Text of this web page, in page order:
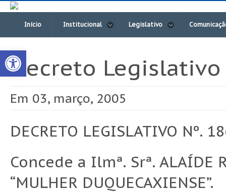
Open toolbar
Início Institucional Legislativo
Decreto
Em 03, março, 2005
DECRETO LEGISLATIVO Nº.
Concede a Ilmª. Srª. ALAÍDE
“MULHER DUQUECAXIENSE”.